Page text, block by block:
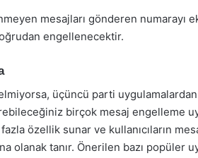
mesajları gönderen numarayı
engellenecektir.
üçüncü parti
birçok mesaj engelleme
özellik sunar ve kullanıcıların
olanak tanır. Önerilen bazı popüler